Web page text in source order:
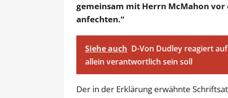
gemeinsam mit Herrn McMahon
anfechten.“
Siehe auch D-Von Dudley reagiert
allein verantwortlich sein soll
Der in der Erklärung erwähnte